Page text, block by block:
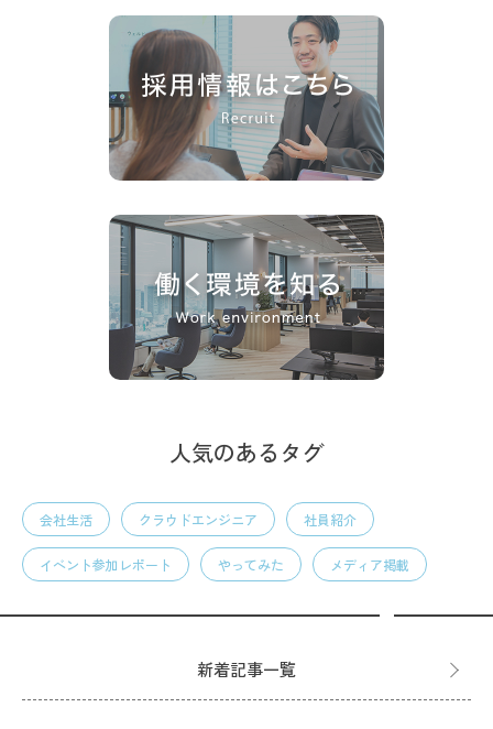
人気のあるタグ
会社生活 クラウドエンジニア 社員紹介
イベント参加レポート やってみた メディア掲載
新着記事一覧